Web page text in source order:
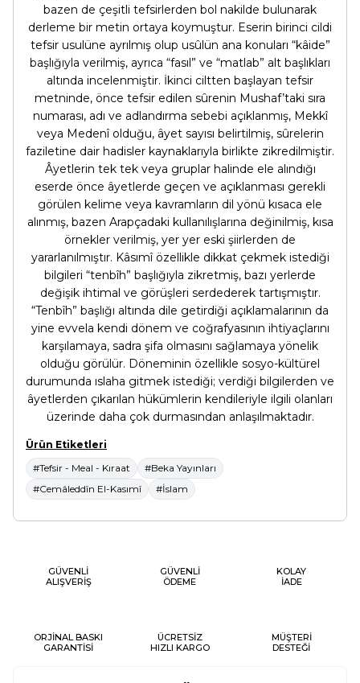
bazen de çeşitli tefsirlerden bol nakilde bulunarak
derleme bir metin ortaya koymuştur. Eserin birinci cildi
tefsir usulüne ayrılmış olup usûlün ana konuları “kâide”
başlığıyla verilmiş, ayrıca “fasıl” ve “matlab” alt başlıkları
altında incelenmiştir. İkinci ciltten başlayan tefsir
metninde, önce tefsir edilen sûrenin Mushaf’taki sıra
numarası, adı ve adlandırma sebebi açıklanmış, Mekkî
veya Medenî olduğu, âyet sayısı belirtilmiş, sûrelerin
faziletine dair hadisler kaynaklarıyla birlikte zikredilmiştir.
Âyetlerin tek tek veya gruplar halinde ele alındığı
eserde önce âyetlerde geçen ve açıklanması gerekli
görülen kelime veya kavramların dil yönü kısaca ele
alınmış, bazen Arapçadaki kullanılışlarına değinilmiş, kısa
örnekler verilmiş, yer yer eski şiirlerden de
yararlanılmıştır. Kâsımî özellikle dikkat çekmek istediği
bilgileri “tenbîh” başlığıyla zikretmiş, bazı yerlerde
değişik ihtimal ve görüşleri serdederek tartışmıştır.
“Tenbîh” başlığı altında dile getirdiği açıklamalarının da
yine evvela kendi dönem ve coğrafyasının ihtiyaçlarını
karşılamaya, sadra şifa olmasını sağlamaya yönelik
olduğu görülür. Döneminin özellikle sosyo-kültürel
durumunda ıslaha gitmek istediği; verdiği bilgilerden ve
âyetlerden çıkarılan hükümlerin kendileriyle ilgili olanları
üzerinde daha çok durmasından anlaşılmaktadır.
Ürün Etiketleri
#Tefsir - Meal - Kıraat
#Beka Yayınları
#Cemâleddîn El-Kasımî
#İslam
GÜVENLİ
ALIŞVERİŞ
GÜVENLİ
ÖDEME
KOLAY
İADE
ORJİNAL BASKI
GARANTİSİ
ÜCRETSİZ
HIZLI KARGO
MÜŞTERİ
DESTEĞİ